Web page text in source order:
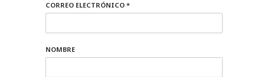
CORREO ELECTRÓNICO *
NOMBRE